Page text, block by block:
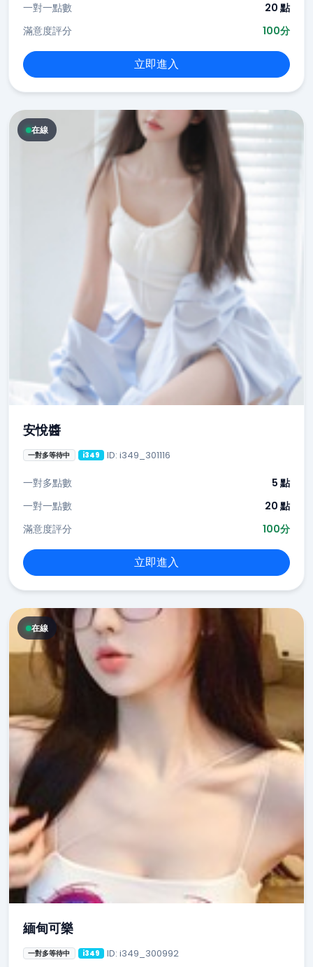
一對一點數
20 點
滿意度評分
100分
立即進入
在線
安悅醬
一對多等待中 i349 ID: i349_301116
一對多點數
5 點
一對一點數
20 點
滿意度評分
100分
立即進入
在線
緬甸可樂
一對多等待中 i349 ID: i349_300992